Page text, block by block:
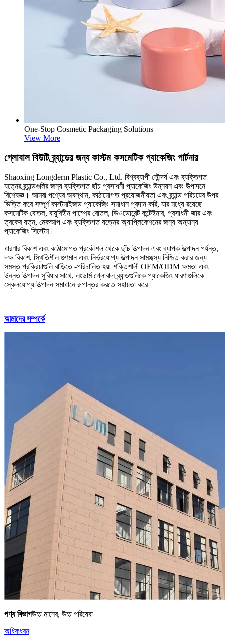
One-Stop Cosmetic Packaging Solutions
View More
গ্লোবাল বিউটি ব্র্যান্ডের জন্য কাস্টম কসমেটিক প্যাকেজিং পার্টনার
Shaoxing Longderm Plastic Co., Ltd. বিশ্বব্যাপী সৌন্দর্য এবং ব্যক্তিগত
যত্নের ব্র্যান্ডগুলির জন্য ব্যক্তিগত ছাঁচ প্রসাধনী প্যাকেজিং উন্নয়ন এবং উত্পাদনে
বিশেষজ্ঞ। আমরা পণ্যের অবস্থান, কাঠামোগত প্রয়োজনীয়তা এবং ব্র্যান্ড পরিচয়ের উপর
ভিত্তি করে সম্পূর্ণ কাস্টমাইজড প্যাকেজিং সমাধান প্রদান করি, যার মধ্যে রয়েছে
কসমেটিক বোতল, বায়ুবিহীন পাম্পের বোতল, ডিওডোরেন্ট কন্টেইনার, প্রসাধনী জার এবং
ত্বকের যত্ন, মেকআপ এবং ব্যক্তিগত যত্নের অ্যাপ্লিকেশনের জন্য অন্যান্য
প্যাকেজিং সিস্টেম।
ধারণার বিকাশ এবং কাঠামোগত প্রকৌশল থেকে ছাঁচ উত্পাদন এবং ব্যাপক উত্পাদন পর্যন্ত,
দক্ষ বিকাশ, স্থিতিশীল গুণমান এবং নির্ভরযোগ্য উত্পাদন সামঞ্জস্য নিশ্চিত করার জন্য
সমস্ত প্রক্রিয়াগুলি বাড়িতে -পরিচালিত হয়৷ শক্তিশালী OEM/ODM ক্ষমতা এবং
উন্নত উত্পাদন সুবিধার সাথে, লংডার্ম গ্লোবাল ব্র্যান্ডগুলিকে প্যাকেজিং ধারণাগুলিকে
স্কেলযোগ্য উত্পাদন সমাধানে রূপান্তর করতে সহায়তা করে।
আমাদের সম্পর্কে
পণ্য বিভাগউচ্চ মানের, উচ্চ পরিষেবা
অধিকধরন